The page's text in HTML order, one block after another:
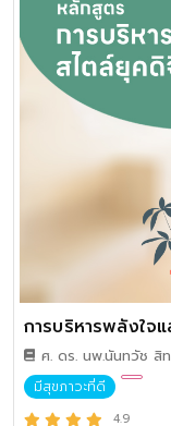
ตนเอง ช่วยสร้างคว
สนองต่ออารมณ์ของต
สามารถปรับตัวต่อส
การใช้ชีวิตประจำวัน
การบริหารพลังใจ
ศ. ดร. นพ.นันทวัช สิ
มีสุขภาวะที่ดี
4.9